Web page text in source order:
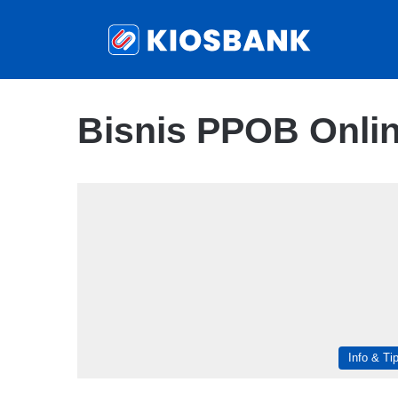
Bisnis PPOB
Info &